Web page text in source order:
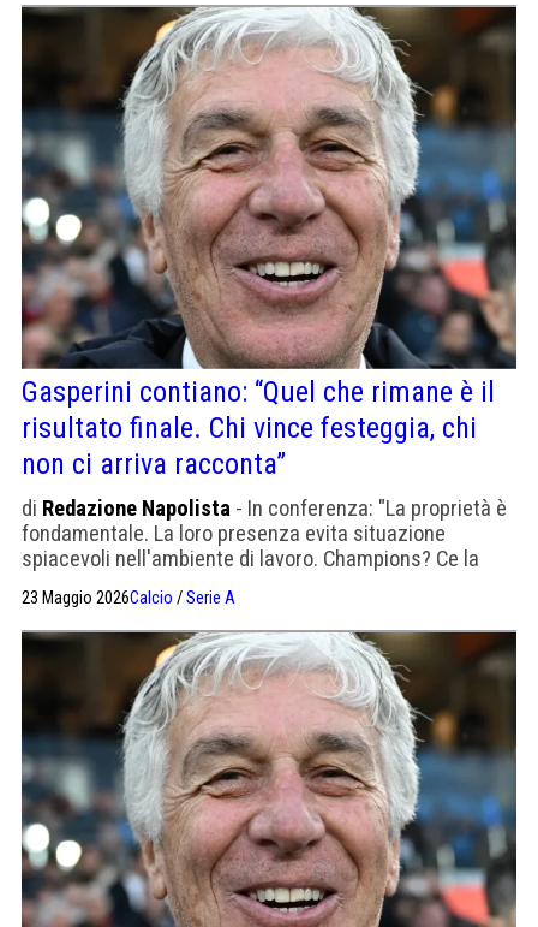
Gasperini contiano: “Quel che rimane è il
risultato finale. Chi vince festeggia, chi
non ci arriva racconta”
di Redazione Napolista - In conferenza: "La proprietà è
fondamentale. La loro presenza evita situazione
spiacevoli nell'ambiente di lavoro. Champions? Ce la
siamo posti noi come traguardo superiore a quello che
ci era richiesto”
23 Maggio 2026Calcio /Serie A